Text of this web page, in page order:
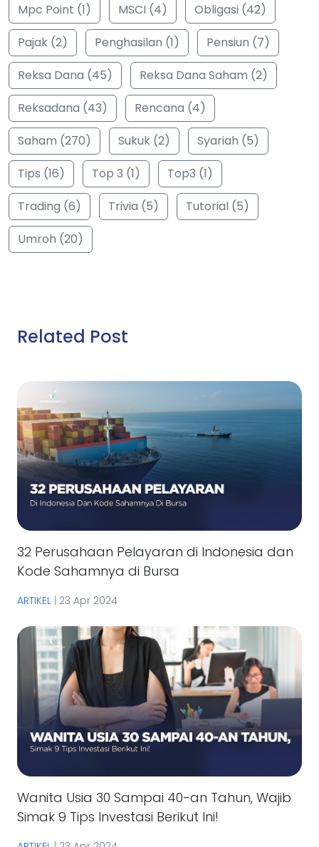
Mpc Point (1)
MSCI (4)
Obligasi (42)
Pajak (2)
Penghasilan (1)
Pensiun (7)
Reksa Dana (45)
Reksa Dana Saham (2)
Reksadana (43)
Rencana (4)
Saham (270)
Sukuk (2)
Syariah (5)
Tips (16)
Top 3 (1)
Top3 (1)
Trading (6)
Trivia (5)
Tutorial (5)
Umroh (20)
Related Post
32 Perusahaan Pelayaran di Indonesia dan
Kode Sahamnya di Bursa
ARTIKEL 23 Apr 2024
Wanita Usia 30 Sampai 40-an Tahun, Wajib
Simak 9 Tips Investasi Berikut Ini!